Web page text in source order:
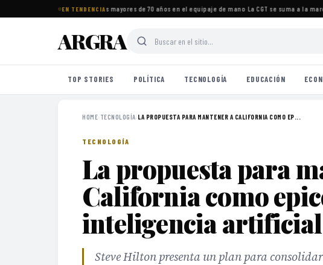
EN TENDENCIA
imprescindibles para viajeros mayores de 70 años en el equipaje de mano·La CGT se suma a la
ARGRA
TOP STORIES POLÍTICA TECNOLOGÍA EDUCACIÓN
HOME› TECNOLOGÍA›LA PROPUESTA PARA MANTENER A CALIFORNIA COMO EP...
TECNOLOGÍA
La propuesta para
California como
inteligencia artificial
Steve Hilton presenta un plan para